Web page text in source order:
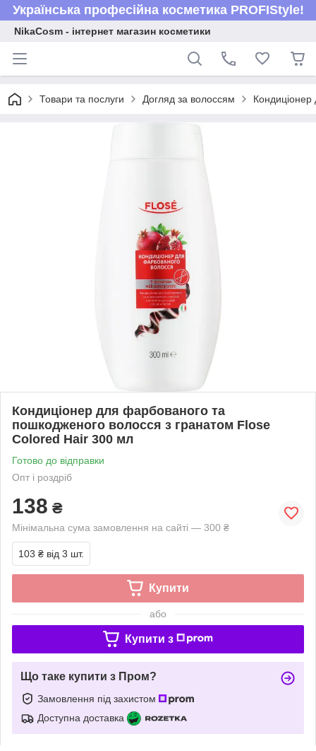
Українська професійна косметика PROFIStyle!
NikaCosm - інтернет магазин косметики
Товари та послуги Догляд за волоссям
Кондиціонер для фарбованого та
пошкодженого волосся з гранатом Flose
Colored Hair 300 мл
Готово до відправки
Опт і роздріб
138 ₴
Мінімальна сума замовлення на сайті — 300 ₴
103 ₴ від 3 шт.
Купити
або
Купити з
Що таке купити з Пром?
Замовлення під захистом
Доступна доставка